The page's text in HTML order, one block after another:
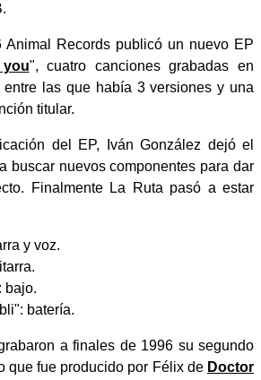
Animal Records publicó un nuevo EP
", cuatro canciones grabadas en
las que había 3 versiones y una
titular.
del EP, Iván González dejó el
buscar nuevos componentes para dar
Finalmente La Ruta pasó a estar
y voz.
bajo.
batería.
a finales de 1996 su segundo
que fue producido por Félix de Doctor